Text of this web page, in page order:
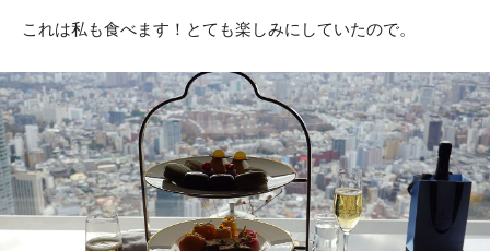
これは私も食べます！とても楽しみにしていたので。